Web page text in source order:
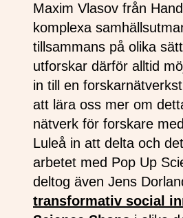
Maxim Vlasov från
komplexa
tillsammans på olika
utforskar därför alltid
in till en
att lära oss mer om
nätverk för forskare
Luleå in att delta och
arbetet med Pop Up
deltog även Jens
transformativ social